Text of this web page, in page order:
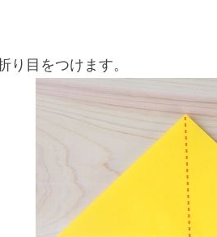
り目をつけます。